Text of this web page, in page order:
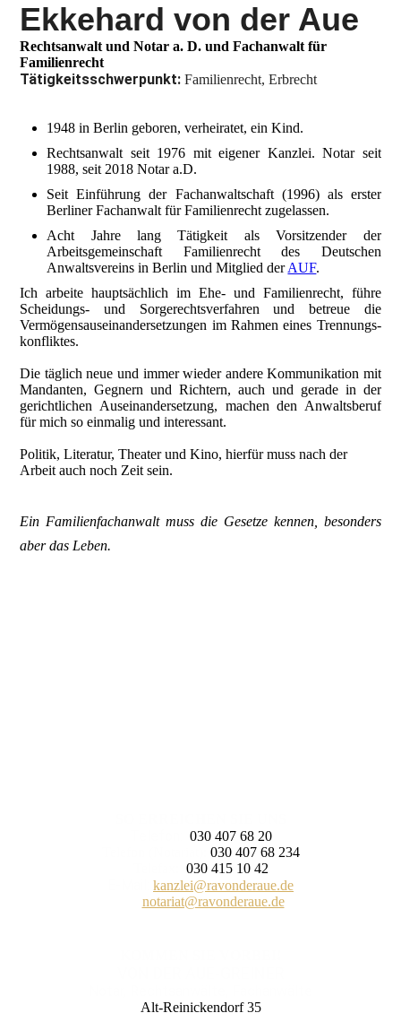
Ekkehard von der Aue
Rechtsanwalt und Notar a. D. und Fachanwalt für
Familienrecht
Tätigkeitsschwerpunkt: Familienrecht, Erbrecht
1948 in Berlin geboren, verheiratet, ein Kind.
Rechtsanwalt seit 1976 mit eigener Kanzlei. Notar seit
1988, seit 2018 Notar a.D.
Seit Einführung der Fachanwaltschaft (1996) als erster
Berliner Fachanwalt für Familienrecht zugelassen.
Acht Jahre lang Tätigkeit als Vorsitzender der
Arbeitsgemeinschaft Familienrecht des Deutschen
Anwaltsvereins in Berlin und Mitglied derAUF.
Ich arbeite hauptsächlich im Ehe- und Familienrecht, führe
Scheidungs- und Sorgerechtsverfahren und betreue die
Vermögens­auseinandersetzungen im Rahmen eines Trenn­ungs­
konfliktes.
Die täglich neue und immer wieder andere Kommunikation mit
Mandanten, Gegnern und Richtern, auch und gerade in der
gerichtlichen Auseinandersetzung, machen den Anwaltsberuf
für mich so einmalig und interessant.
Politik, Literatur, Theater und Kino, hierfür muss nach der
Arbeit auch noch Zeit sein.
Ein Familienfachanwalt muss die Gesetze kennen, besonders
aber das Leben.
030 407 68 20
030 407 68 234
030 415 10 42
kanzlei@ravonderaue.de
notariat@ravonderaue.de
Alt-Reinickendorf 35